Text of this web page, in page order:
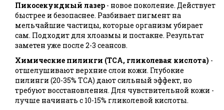
Пикосекундный лазер - новое поколение. Действует
быстрее и безопаснее. Разбивает пигмент на
мельчайшие частицы, которые организм убирает
сам. Подходит для хлоазмы и постакне. Результат
заметен уже после 2-3 сеансов.
Химические пилинги (TCA, гликолевая кислота) -
отшелушивают верхние слои кожи. Глубокие
пилинги (20-35% TCA) дают сильный эффект, но
требуют восстановления. Для чувствительной кожи -
лучше начинать с 10-15% гликолевой кислоты.